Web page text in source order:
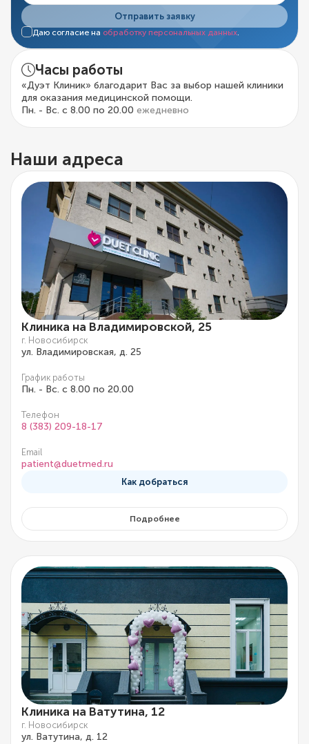
Отправить заявку
Даю согласие на обработку персональных данных.
Часы работы
«Дуэт Клиник» благодарит Вас за выбор нашей клиники
для оказания медицинской помощи.
Пн. - Вс. с 8.00 по 20.00 ежедневно
Наши адреса
Клиника на Владимировской, 25
г. Новосибирск
ул. Владимировская, д. 25
График работы
Пн. - Вс. с 8.00 по 20.00
Телефон
8 (383) 209-18-17
Email
patient@duetmed.ru
Как добраться
Подробнее
Клиника на Ватутина, 12
г. Новосибирск
ул. Ватутина, д. 12